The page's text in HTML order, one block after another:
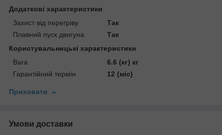
Додаткові характеристики
Захист від перегріву
Так
Плавний пуск двигуна
Так
Користувальницькі характеристики
Вага
6.6 (кг) кг
Гарантійний термін
12 (міс)
Приховати
Умови доставки